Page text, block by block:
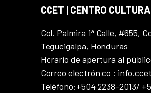
CCET | CENTRO
Col. Palmira 1ª Calle, #655,
Tegucigalpa, Honduras
Horario de apertura al
Correo electrónico :
Teléfono:+504 2238-2013/